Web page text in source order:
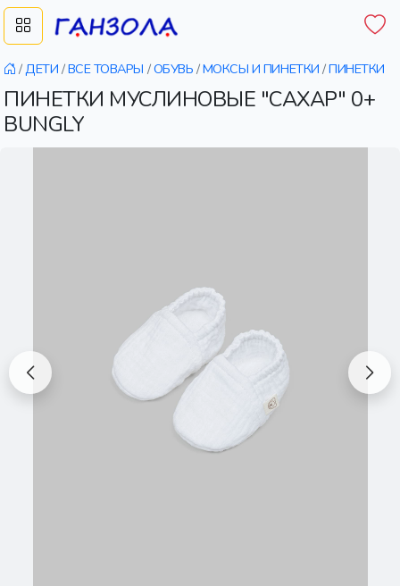
/ДЕТИ /ВСЕ ТОВАРЫ /ОБУВЬ /МОКСЫ И ПИНЕТКИ /ПИНЕТКИ
ПИНЕТКИ МУСЛИНОВЫЕ "САХАР" 0+
BUNGLY